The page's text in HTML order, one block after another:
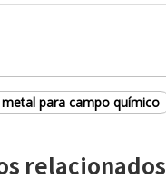
para campo químico
relacionados